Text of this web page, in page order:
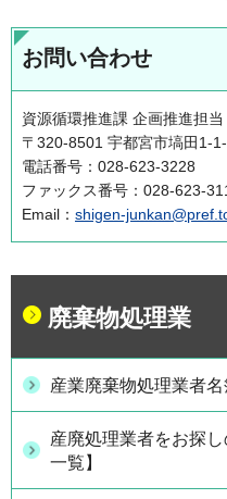
お問い合わせ
資源循環推進課 企画推進担当
〒320-8501 宇都宮市塙田1-
電話番号：028-623-3228
ファックス番号：028-623-
Email： shigen-
廃棄物処理業
産業廃棄物処理業者名
産廃処理業者をお探
一覧】